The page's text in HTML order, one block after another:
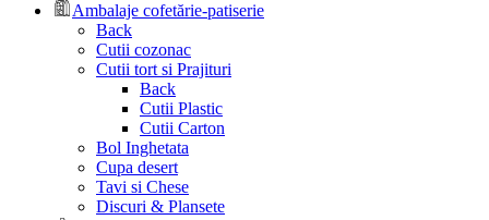
Ambalaje cofetărie-patiserie
Back
Cutii cozonac
Cutii tort si Prajituri
Back
Cutii Plastic
Cutii Carton
Bol Inghetata
Cupa desert
Tavi si Chese
Discuri & Plansete